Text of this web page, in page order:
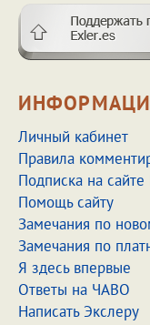
Личный кабинет
Правила
Подписка на
Помощь сайту
Замечания по
Замечания по
Я здесь впервые
Ответы на ЧАВО
Написать Экслеру